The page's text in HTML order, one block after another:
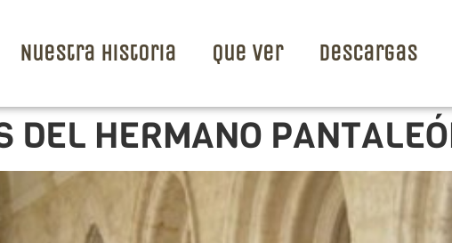
Nuestra Historia Que ver Descargas
DEL HERMANO